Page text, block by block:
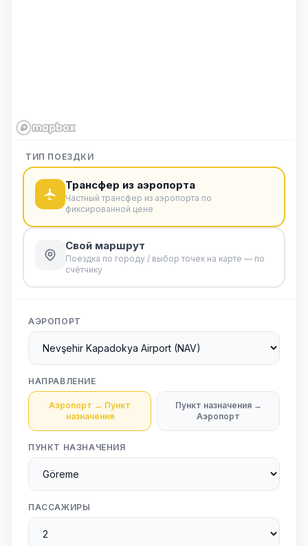
ТИП ПОЕЗДКИ
Трансфер из аэропорта
Частный трансфер из аэропорта по
фиксированной цене
Свой маршрут
Поездка по городу / выбор точек на карте — по
счётчику
АЭРОПОРТ
НАПРАВЛЕНИЕ
Аэропорт → Пункт
назначения
Пункт назначения →
Аэропорт
ПУНКТ НАЗНАЧЕНИЯ
ПАССАЖИРЫ